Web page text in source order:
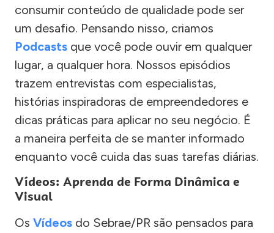
consumir conteúdo de qualidade pode ser
um desafio. Pensando nisso, criamos
Podcasts que você pode ouvir em qualquer
lugar, a qualquer hora. Nossos episódios
trazem entrevistas com especialistas,
histórias inspiradoras de empreendedores e
dicas práticas para aplicar no seu negócio. É
a maneira perfeita de se manter informado
enquanto você cuida das suas tarefas diárias.
Vídeos: Aprenda de Forma Dinâmica e
Visual
Os Vídeos do Sebrae/PR são pensados para